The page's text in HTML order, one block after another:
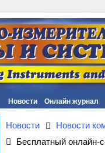
Новости Онлайн журнал
Новости Новости
Бесплатный онлайн-